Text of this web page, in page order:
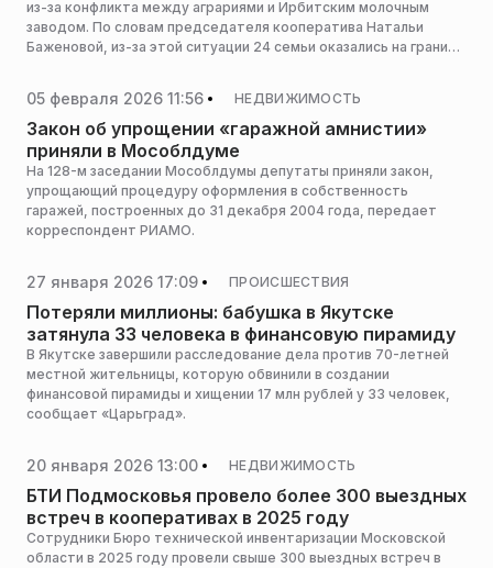
из-за конфликта между аграриями и Ирбитским молочным
заводом. По словам председателя кооператива Натальи
Баженовой, из-за этой ситуации 24 семьи оказались на грани
05 февраля 2026 11:56 НЕДВИЖИМОСТЬ
Закон об упрощении «гаражной амнистии»
приняли в Мособлдуме
На 128-м заседании Мособлдумы депутаты приняли закон,
упрощающий процедуру оформления в собственность
гаражей, построенных до 31 декабря 2004 года, передает
корреспондент РИАМО.
27 января 2026 17:09 ПРОИСШЕСТВИЯ
Потеряли миллионы: бабушка в Якутске
затянула 33 человека в финансовую пирамиду
В Якутске завершили расследование дела против 70-летней
местной жительницы, которую обвинили в создании
финансовой пирамиды и хищении 17 млн рублей у 33 человек,
сообщает «Царьград».
20 января 2026 13:00 НЕДВИЖИМОСТЬ
БТИ Подмосковья провело более 300 выездных
встреч в кооперативах в 2025 году
Сотрудники Бюро технической инвентаризации Московской
области в 2025 году провели свыше 300 выездных встреч в